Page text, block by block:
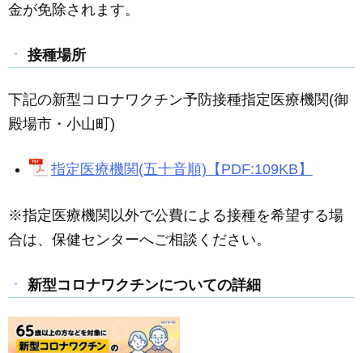
金が免除されます。
接種場所
下記の新型コロナワクチン予防接種指定医療機関(御
殿場市・小山町)
指定医療機関(五十音順)【PDF:109KB】
※指定医療機関以外で公費による接種を希望する場
合は、保健センターへご相談ください。
新型コロナワクチンについての詳細